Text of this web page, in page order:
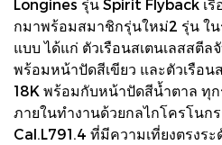
Longines รุ่น Spirit Flyback เ
กมาพร้อมสมาชิกรุ่นใหม่2 รุ่น ใ
แบบ ได้แก่ ตัวเรือนสเตนเลสสตีล
พร้อมหน้าปัดสีเขียว และตัวเรือ
18K พร้อมกับหน้าปัดสีน้ำตาล ทุ
ภายในทำงานด้วยกลไกโครโน
Cal.L791.4 ที่มีความเที่ยงตรงร